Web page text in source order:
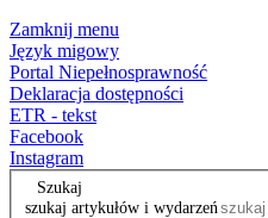
Zamknij menu
Język migowy
Portal Niepełnosprawność
Deklaracja dostępności
ETR - tekst
Facebook
Instagram
Szukaj
szukaj artykułów i wydarzeń